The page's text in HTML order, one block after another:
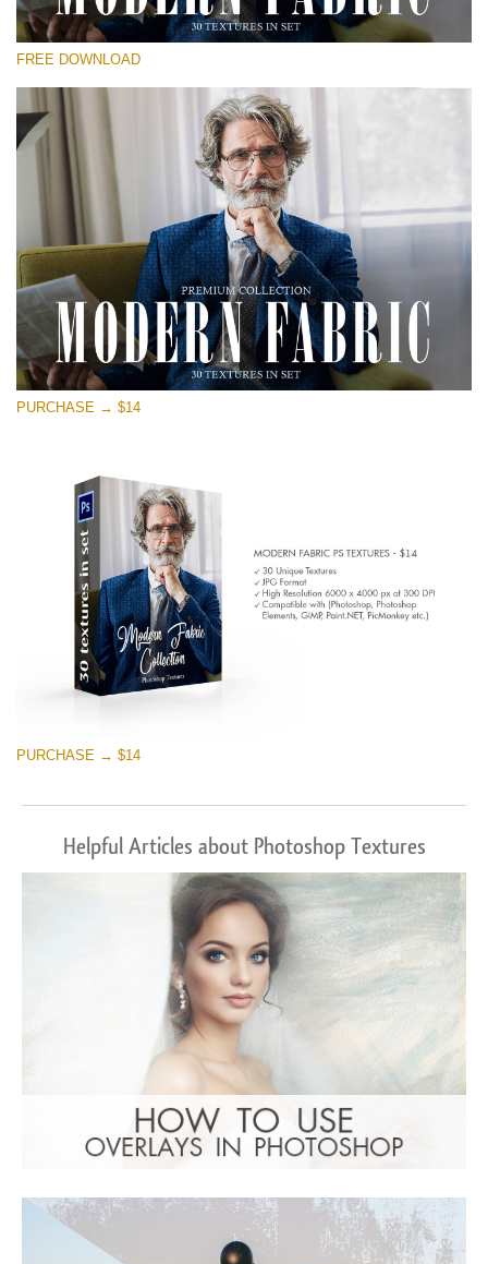
Bitte wählen Sie
Small 800*533px
Modern Fabric
(30 Textures)
Large 6000*4000px
Entire Collection
(1783 Overlays)
Large 6000*4000px
Kostenloser Download
FREE DOWNLOAD
PURCHASE → $14
PURCHASE → $14
Helpful Articles about Photoshop Textures